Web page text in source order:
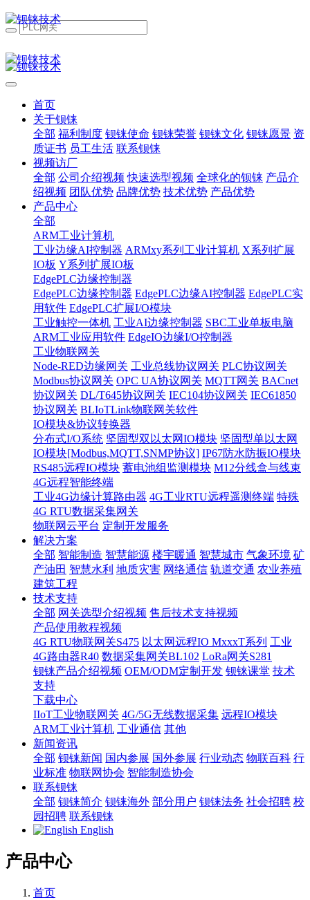
首页
关于钡铼
全部 福利制度 钡铼使命 钡铼荣誉 钡铼文化 钡铼愿景 资
质证书 员工生活 联系钡铼
视频访厂
全部 公司介绍视频 快速选型视频 全球化的钡铼 产品介
绍视频 团队优势 品牌优势 技术优势 产品优势
产品中心
全部
ARM工业计算机
工业边缘AI控制器 ARMxy系列工业计算机 X系列扩展
IO板 Y系列扩展IO板
EdgePLC边缘控制器
EdgePLC边缘控制器 EdgePLC边缘AI控制器 EdgePLC实
用软件 EdgePLC扩展I/O模块
工业触控一体机 工业AI边缘控制器 SBC工业单板电脑
ARM工业应用软件 EdgeIO边缘I/O控制器
工业物联网关
Node-RED边缘网关 工业总线协议网关 PLC协议网关
Modbus协议网关 OPC UA协议网关 MQTT网关 BACnet
协议网关 DL/T645协议网关 IEC104协议网关 IEC61850
协议网关 BLIoTLink物联网关软件
IO模块&协议转换器
分布式I/O系统 坚固型双以太网IO模块 坚固型单以太网
IO模块[Modbus,MQTT,SNMP协议] IP67防水防振IO模块
RS485远程IO模块 蓄电池组监测模块 M12分线盒与线束
4G远程智能终端
工业4G边缘计算路由器 4G工业RTU远程遥测终端 特殊
4G RTU数据采集网关
物联网云平台 定制开发服务
解决方案
全部 智能制造 智慧能源 楼宇暖通 智慧城市 气象环境 矿
产油田 智慧水利 地质灾害 网络通信 轨道交通 农业养殖
建筑工程
技术支持
全部 网关选型介绍视频 售后技术支持视频
产品使用教程视频
4G RTU物联网关S475 以太网远程IO MxxxT系列 工业
4G路由器R40 数据采集网关BL102 LoRa网关S281
钡铼产品介绍视频 OEM/ODM定制开发 钡铼课堂 技术
支持
下载中心
IIoT工业物联网关 4G/5G无线数据采集 远程IO模块
ARM工业计算机 工业通信 其他
新闻资讯
全部 钡铼新闻 国内参展 国外参展 行业动态 物联百科 行
业标准 物联网协会 智能制造协会
联系钡铼
全部 钡铼简介 钡铼海外 部分用户 钡铼法务 社会招聘 校
园招聘 联系钡铼
English
产品中心
首页